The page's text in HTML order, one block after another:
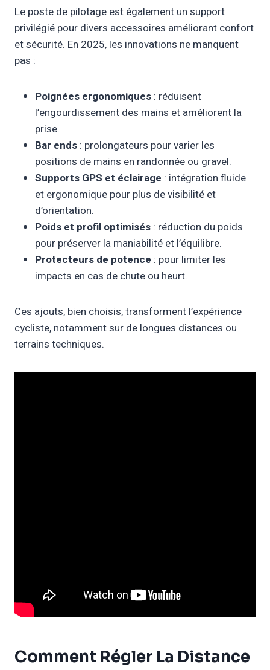
Le poste de pilotage est également un support
privilégié pour divers accessoires améliorant confort
et sécurité. En 2025, les innovations ne manquent
pas :
Poignées ergonomiques : réduisent
l’engourdissement des mains et améliorent la
prise.
Bar ends : prolongateurs pour varier les
positions de mains en randonnée ou gravel.
Supports GPS et éclairage : intégration fluide
et ergonomique pour plus de visibilité et
d’orientation.
Poids et profil optimisés : réduction du poids
pour préserver la maniabilité et l’équilibre.
Protecteurs de potence : pour limiter les
impacts en cas de chute ou heurt.
Ces ajouts, bien choisis, transforment l’expérience
cycliste, notamment sur de longues distances ou
terrains techniques.
Comment Régler La Distance